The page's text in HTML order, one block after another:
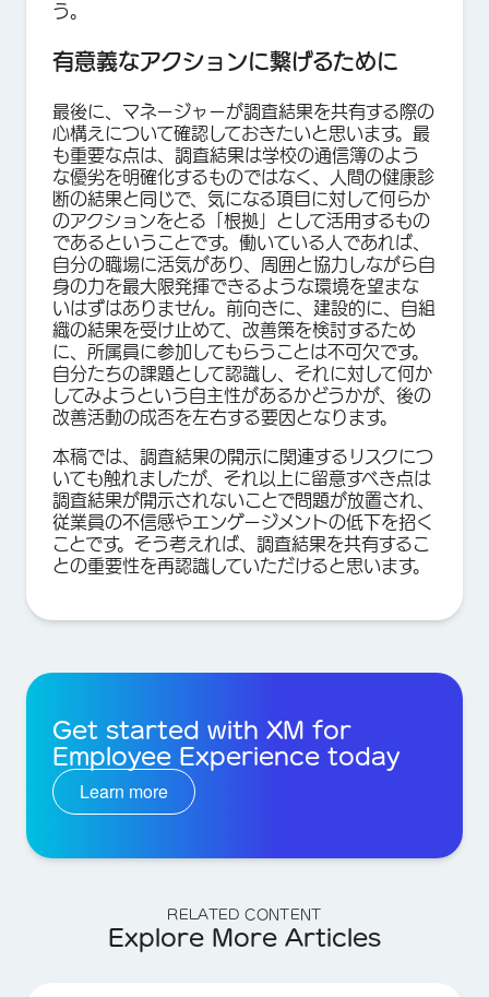
う。
有意義なアクションに繋げるために
最後に、マネージャーが調査結果を共有する際の
心構えについて確認しておきたいと思います。最
も重要な点は、調査結果は学校の通信簿のよう
な優劣を明確化するものではなく、人間の健康診
断の結果と同じで、気になる項目に対して何らか
のアクションをとる「根拠」として活用するもの
であるということです。働いている人であれば、
自分の職場に活気があり、周囲と協力しながら自
身の力を最大限発揮できるような環境を望まな
いはずはありません。前向きに、建設的に、自組
織の結果を受け止めて、改善策を検討するため
に、所属員に参加してもらうことは不可欠です。
自分たちの課題として認識し、それに対して何か
してみようという自主性があるかどうかが、後の
改善活動の成否を左右する要因となります。
本稿では、調査結果の開示に関連するリスクにつ
いても触れましたが、それ以上に留意すべき点は
調査結果が開示されないことで問題が放置され、
従業員の不信感やエンゲージメントの低下を招く
ことです。そう考えれば、調査結果を共有するこ
との重要性を再認識していただけると思います。
Get started with XM for
Employee Experience today
Learn more
RELATED CONTENT
Explore More Articles